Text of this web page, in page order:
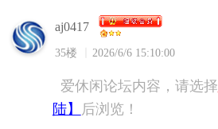
aj0417
35楼 2026/6/6 15:10:00
爱休闲论坛内容，请选择
陆】
后浏览！